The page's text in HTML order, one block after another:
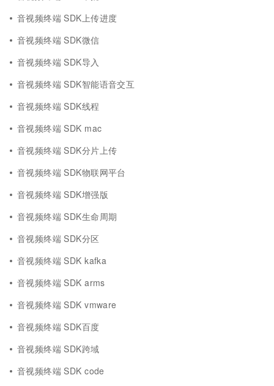
音视频终端 SDK上传进度
音视频终端 SDK微信
音视频终端 SDK导入
音视频终端 SDK智能语音交互
音视频终端 SDK线程
音视频终端 SDK mac
音视频终端 SDK分片上传
音视频终端 SDK物联网平台
音视频终端 SDK增强版
音视频终端 SDK生命周期
音视频终端 SDK分区
音视频终端 SDK kafka
音视频终端 SDK arms
音视频终端 SDK vmware
音视频终端 SDK百度
音视频终端 SDK跨域
音视频终端 SDK code